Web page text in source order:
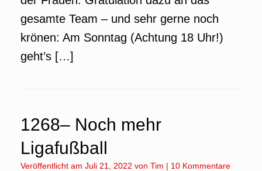
gesamte Team – und sehr gerne noch
krönen: Am Sonntag (Achtung 18 Uhr!)
geht’s […]
1268– Noch mehr
Ligafußball
Veröffentlicht am Juli 21, 2022 von Tim | 10 Kommentare